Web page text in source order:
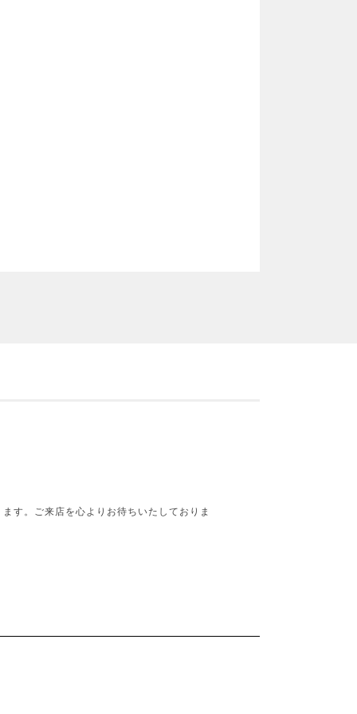
す。ご来店を心よりお待ちいたしておりま